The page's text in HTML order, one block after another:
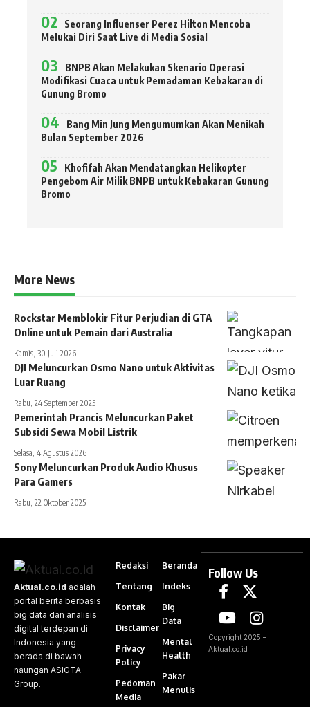
Seorang Influenser Perez Hilton Mencoba
Melukai Diri Saat Live di Media Sosial
BNPB Akan Melakukan Skenario Operasi
Modifikasi Cuaca untuk Pemadaman Kebakaran di
Gunung Bromo
Bang Min Jung Mengumumkan Akan Menikah
Bulan September 2026
Khofifah Akan Mendatangkan Helikopter
Pengebom Air Milik BNPB untuk Kebakaran Gunung
Bromo
More News
Rockstar Memblokir Fitur Perjudian di GTA
Online untuk Pemain dari Australia
Kamis, 30 Juli 2026
DJI Meluncurkan Osmo Nano untuk Aktivitas
Luar Ruang
Rabu, 24 September 2025
Pemerintah Prancis Meluncurkan Paket
Subsidi Sewa Mobil Listrik
Selasa, 4 Agustus 2026
Sony Meluncurkan Produk Audio Khusus
Para Gamers
Rabu, 22 Oktober 2025
Aktual.co.id adalah
portal berita berbasis
big data dan analisis
digital terdepan di
Indonesia yang
berada di bawah
naungan ASIGTA
Group.
Redaksi
Tentang
Kontak
Disclaimer
Privacy
Policy
Pedoman
Media
Beranda
Indeks
Big
Data
Mental
Health
Pakar
Menulis
Follow Us
Copyright 2025 –
Aktual.co.id